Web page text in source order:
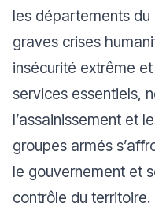
les départements
graves crises
insécurité extrême
services essentiels,
l’assainissement et
groupes armés
le gouvernement et
contrôle du territoire.